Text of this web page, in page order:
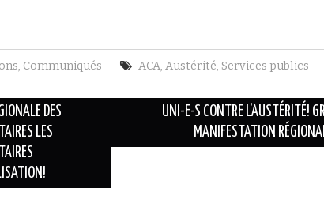
, Communiqués ACA, Austérité, Services publics
DES
LES
UNI-E-S CONTRE L’AUSTÉRITÉ!
MANIFESTATION